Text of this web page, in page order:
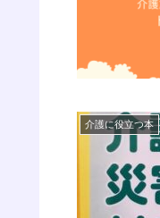
介護に役立つ本